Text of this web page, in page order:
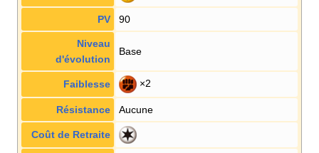
PV 90
Niveau
d'évolution
Base
Faiblesse ×2
Résistance Aucune
Coût de Retraite